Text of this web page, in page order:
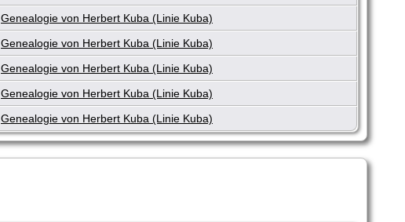
Genealogie von Herbert Kuba (Linie Kuba)
Genealogie von Herbert Kuba (Linie Kuba)
Genealogie von Herbert Kuba (Linie Kuba)
Genealogie von Herbert Kuba (Linie Kuba)
Genealogie von Herbert Kuba (Linie Kuba)